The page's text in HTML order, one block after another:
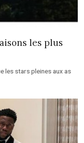
les plus
les stars pleines aux as